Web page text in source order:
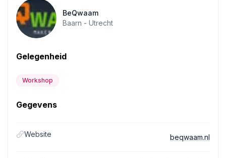
BeQwaam
Baarn - Utrecht
Gelegenheid
Workshop
Gegevens
Website beqwaam.nl